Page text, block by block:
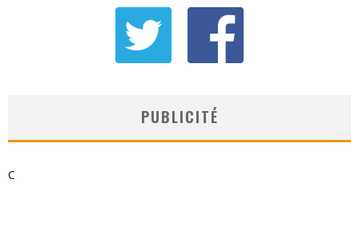
PUBLICITÉ
C